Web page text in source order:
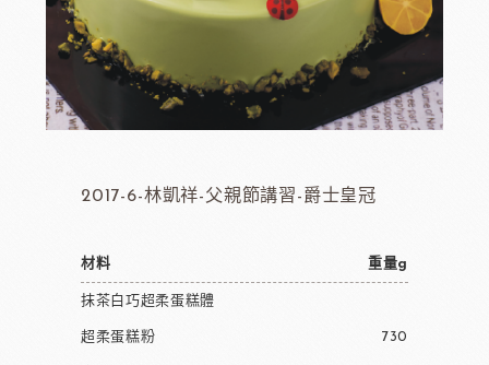
2017-6-林凱祥-父親節講習-爵士皇冠
材料 重量g
抹茶白巧超柔蛋糕體
超柔蛋糕粉 730